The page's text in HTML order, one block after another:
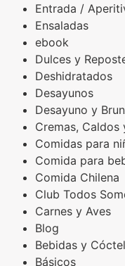
Entrada /
Ensaladas
ebook
Dulces y
Deshidratados
Desayunos
Desayuno y
Cremas, Caldos
Comidas para
Comida para
Comida Chilena
Club Todos
Carnes y Aves
Blog
Bebidas y
Básicos